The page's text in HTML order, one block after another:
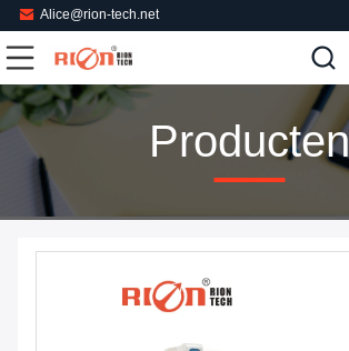
Alice@rion-tech.net
Producten